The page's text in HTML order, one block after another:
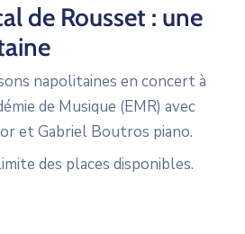
de Rousset : une
napolitaines en concert à
de Musique (EMR) avec
et Gabriel Boutros piano.
des places disponibles.